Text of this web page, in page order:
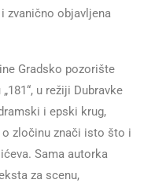
zvanično objavljena
Gradsko pozorište
u režiji Dubravke
i epski krug,
o zločinu znači isto što i
Sama autorka
za scenu,